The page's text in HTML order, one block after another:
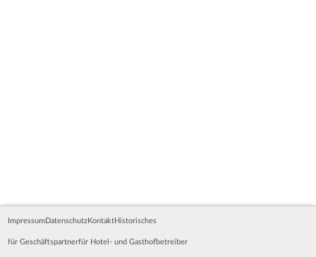
Impressum Datenschutz Kontakt Historisches
für Geschäftspartnerfür Hotel- und Gasthofbetreiber